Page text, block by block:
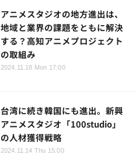
アニメスタジオの地方進出は、
地域と業界の課題をともに解決
する？高知アニメプロジェクト
の取組み
2024.11.18 Mon 17:00
台湾に続き韓国にも進出。新興
アニメスタジオ「100studio」
の人材獲得戦略
2024.11.14 Thu 15:00